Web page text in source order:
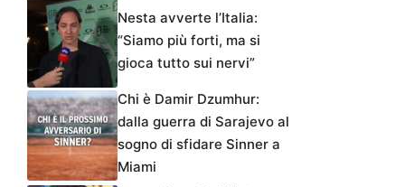
Nesta avverte l’Italia:
“Siamo più forti, ma si
gioca tutto sui nervi”
Chi è Damir Dzumhur:
dalla guerra di Sarajevo al
sogno di sfidare Sinner a
Miami